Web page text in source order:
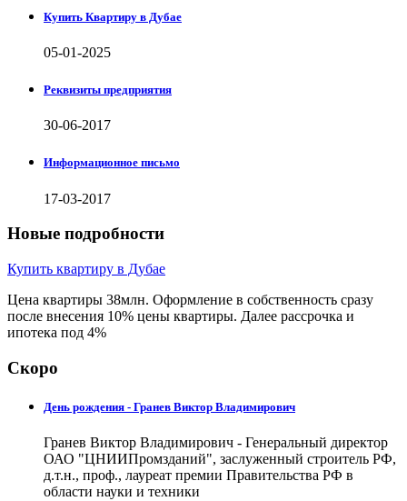
Купить Квартиру в Дубае
05-01-2025
Реквизиты предприятия
30-06-2017
Информационное письмо
17-03-2017
Новые подробности
Купить квартиру в Дубае
Цена квартиры 38млн. Оформление в собственность сразу
после внесения 10% цены квартиры. Далее рассрочка и
ипотека под 4%
Скоро
День рождения - Гранев Виктор Владимирович
Гранев Виктор Владимирович - Генеральный директор
ОАО "ЦНИИПромзданий", заслуженный строитель РФ,
д.т.н., проф., лауреат премии Правительства РФ в
области науки и техники